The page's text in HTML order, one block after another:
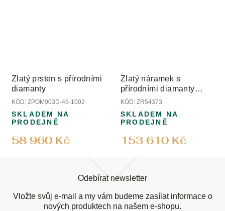
Zlatý prsten s přírodními
diamanty
KÓD: ZPOM003D-46-1002
58 960 Kč
SKLADEM NA
PRODEJNĚ
Zlatý náramek s
přírodními diamanty
bangle
KÓD: ZR54373
153 610 Kč
SKLADEM NA
PRODEJNĚ
Odebírat newsletter
Vložte svůj e-mail a my vám budeme zasílat informace o
nových produktech na našem e-shopu.